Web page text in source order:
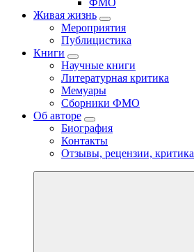
Живая жизнь
Мероприятия
Публицистика
Книги
Научные книги
Литературная критика
Мемуары
Сборники ФМО
Об авторе
Биография
Контакты
Отзывы, рецензии, критика